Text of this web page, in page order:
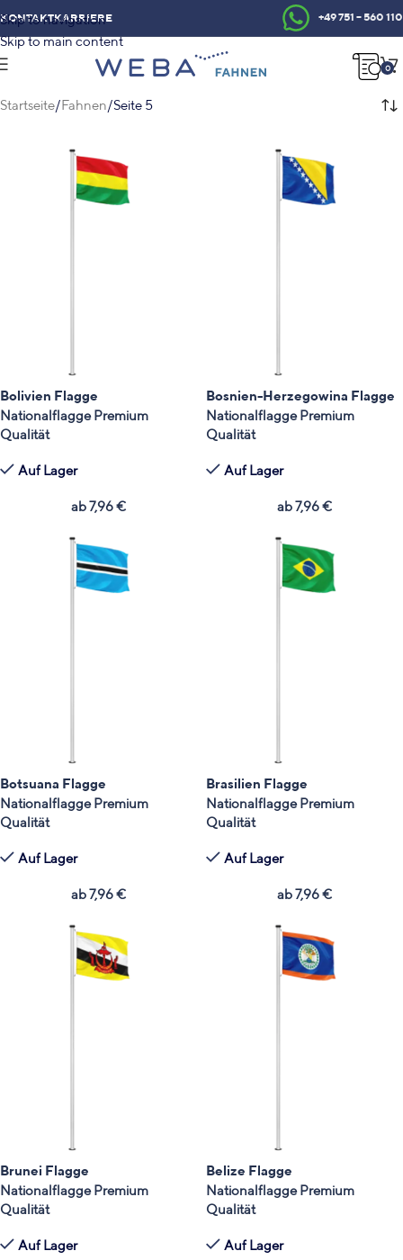
Skip to navigation
Skip to main content
KONTAKTKARRIERE +49 751 – 560 110
0
Startseite Fahnen Seite 5
Bolivien Flagge
Nationalflagge Premium
Qualität
Auf Lager
ab7,96€
Bosnien-Herzegowina Flagge
Nationalflagge Premium
Qualität
Auf Lager
ab7,96€
Botsuana Flagge
Nationalflagge Premium
Qualität
Auf Lager
ab7,96€
Brasilien Flagge
Nationalflagge Premium
Qualität
Auf Lager
ab7,96€
Brunei Flagge
Nationalflagge Premium
Qualität
Auf Lager
Belize Flagge
Nationalflagge Premium
Qualität
Auf Lager